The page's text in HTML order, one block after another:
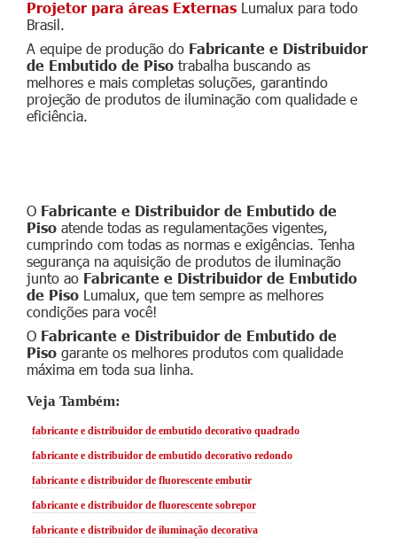
Projetor para áreas Externas Lumalux para todo
Brasil.
A equipe de produção do Fabricante e Distribuidor
de Embutido de Piso trabalha buscando as
melhores e mais completas soluções, garantindo
projeção de produtos de iluminação com qualidade e
eficiência.
O Fabricante e Distribuidor de Embutido de
Piso atende todas as regulamentações vigentes,
cumprindo com todas as normas e exigências. Tenha
segurança na aquisição de produtos de iluminação
junto ao Fabricante e Distribuidor de Embutido
de Piso Lumalux, que tem sempre as melhores
condições para você!
O Fabricante e Distribuidor de Embutido de
Piso garante os melhores produtos com qualidade
máxima em toda sua linha.
Veja Também:
fabricante e distribuidor de embutido decorativo quadrado
fabricante e distribuidor de embutido decorativo redondo
fabricante e distribuidor de fluorescente embutir
fabricante e distribuidor de fluorescente sobrepor
fabricante e distribuidor de iluminação decorativa